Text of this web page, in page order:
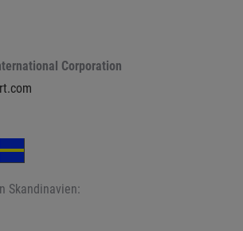
Corporation
Skandinavien: